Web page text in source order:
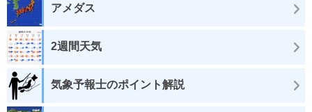
アメダス
2週間天気
気象予報士のポイント解説